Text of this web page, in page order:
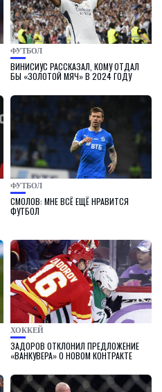
ФУТБОЛ
ВИНИСИУС РАССКАЗАЛ, КОМУ ОТДАЛ
БЫ «ЗОЛОТОЙ МЯЧ» В 2024 ГОДУ
ФУТБОЛ
СМОЛОВ: МНЕ ВСЁ ЕЩЁ НРАВИТСЯ
ФУТБОЛ
ХОККЕЙ
ЗАДОРОВ ОТКЛОНИЛ ПРЕДЛОЖЕНИЕ
«ВАНКУВЕРА» О НОВОМ КОНТРАКТЕ